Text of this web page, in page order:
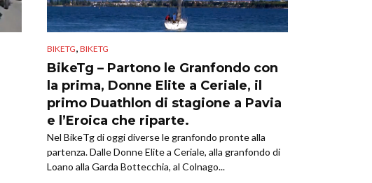
BIKETG BIKETG
BikeTg – Partono le Granfondo con
la prima, Donne Elite a Ceriale, il
primo Duathlon di stagione a Pavia
e l’Eroica che riparte.
Nel BikeTg di oggi diverse le granfondo pronte alla
partenza. Dalle Donne Elite a Ceriale, alla granfondo di
Loano alla Garda Bottecchia, al Colnago...